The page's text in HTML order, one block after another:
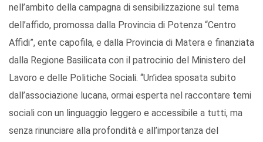
nell’ambito della campagna di sensibilizzazione sul tema
dell’affido, promossa dalla Provincia di Potenza “Centro
Affidi”, ente capofila, e dalla Provincia di Matera e finanziata
dalla Regione Basilicata con il patrocinio del Ministero del
Lavoro e delle Politiche Sociali. “Un’idea sposata subito
dall’associazione lucana, ormai esperta nel raccontare temi
sociali con un linguaggio leggero e accessibile a tutti, ma
senza rinunciare alla profondità e all’importanza del